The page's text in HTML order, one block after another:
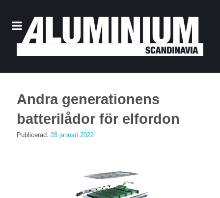
Andra generationens
batterilådor för elfordon
Publicerad: 28 januari 2022